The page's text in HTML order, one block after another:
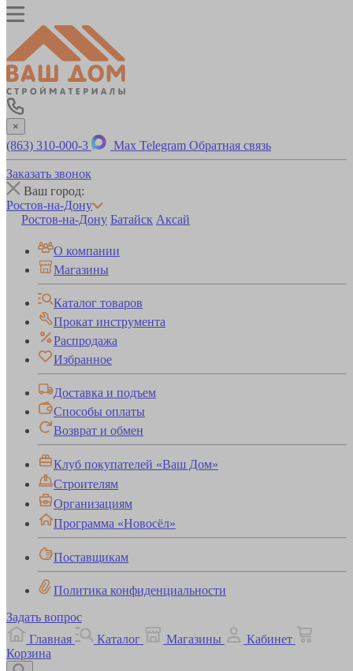
×
(863) 310-000-3 Max Telegram Обратная связь
Заказать звонок
Ваш город:
Ростов-на-Дону
Ростов-на-Дону Батайск Аксай
О компании
Магазины
Каталог товаров
Прокат инструмента
Распродажа
Избранное
Доставка и подъем
Способы оплаты
Возврат и обмен
Клуб покупателей «Ваш Дом»
Строителям
Организациям
Программа «Новосёл»
Поставщикам
Политика конфиденциальности
Задать вопрос
Главная
Каталог Магазины
Кабинет
Корзина